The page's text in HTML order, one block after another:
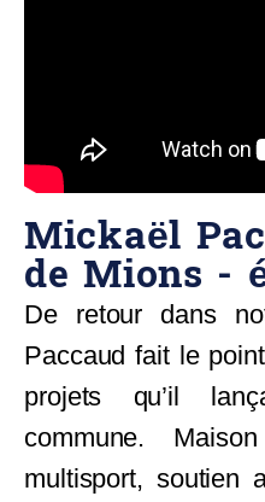
Mickaël
de Mions -
De retour dans
Paccaud fait le
projets qu’il
commune.
multisport, soutien